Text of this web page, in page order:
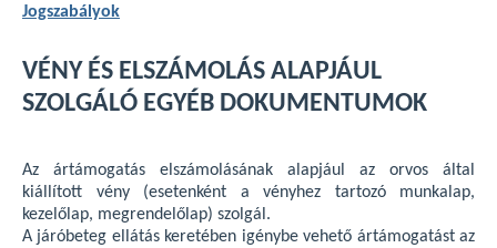
Jogszabályok
VÉNY ÉS ELSZÁMOLÁS ALAPJÁUL
SZOLGÁLÓ EGYÉB DOKUMENTUMOK
Az ártámogatás elszámolásának alapjául az orvos által
kiállított vény (esetenként a vényhez tartozó munkalap,
kezelőlap, megrendelőlap) szolgál.
A járóbeteg ellátás keretében igénybe vehető ártámogatást az